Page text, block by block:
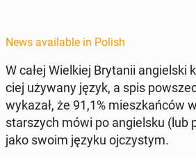
News available in Polish
W całej Wielkiej Bry­tanii ang­iel­s­ki
ciej używany język, a spis
wykazał, że 91,1% mieszkańców
starszych mówi po ang­iel­sku (lub
jako swoim języku ojczystym.